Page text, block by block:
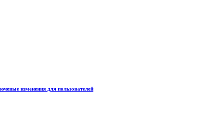
изменения для пользователей